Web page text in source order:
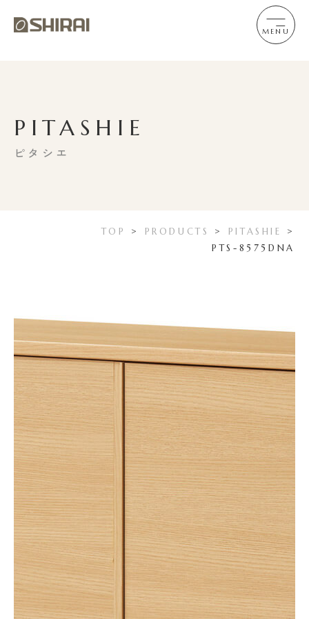
MENU
TOP > PRODUCTS > PITASHIE
>
PTS-8575DNA
PITASHIE
ピタシエ
キャビネット
PTS-8575DNA